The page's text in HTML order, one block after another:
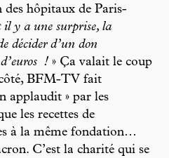
hôpitaux de Paris-
il y a une surprise, la
décider d’un don
! » Ça valait le coup
BFM-TV fait
applaudit » par les
les recettes de
à la même fondation…
C’est la charité qui se